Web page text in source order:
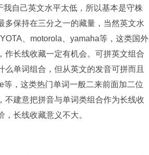
自己英文水平太低，所以基本是守株
多保持在三分之一的藏量，当然英文水
、motorola、yamaha等，这类国外
作长线收藏一定有机会。可拼英文组合
单词组合，但从英文的发音可拼而且
，这类热门单词一般二来前面加二位
不建意把拼音与单词类组合作为长线收
长线收藏意义不大。